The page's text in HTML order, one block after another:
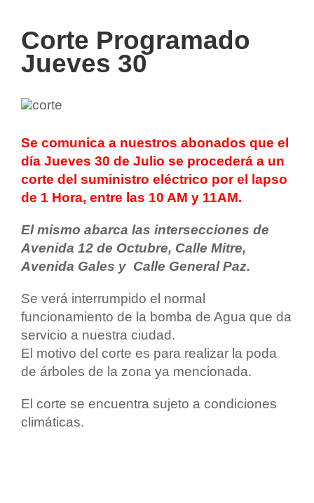
Corte Programado
Jueves 30
Se comunica a nuestros abonados que el
día Jueves 30 de Julio se procederá a un
corte del suministro eléctrico por el lapso
de 1 Hora, entre las 10 AM y 11AM.
El mismo abarca las intersecciones de
Avenida 12 de Octubre, Calle Mitre,
Avenida Gales y Calle General Paz.
Se verá interrumpido el normal
funcionamiento de la bomba de Agua que da
servicio a nuestra ciudad.
El motivo del corte es para realizar la poda
de árboles de la zona ya mencionada.
El corte se encuentra sujeto a condiciones
climáticas.